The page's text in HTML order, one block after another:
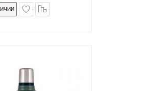
в закладки